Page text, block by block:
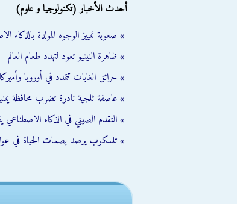
أحدث الأخبار (تكنولوجيا و علوم)
» صعوبة تمييز الوجوه المولدة بالذكاء
» ظاهرة النينيو تعود لتهدد طعام العالم
» حرائق الغابات تتمدد في أوروبا
» عاصفة ثلجية نادرة تضرب محافظة
» التقدم الصيني في الذكاء
» تلسكوب يرصد بصمات الحياة في